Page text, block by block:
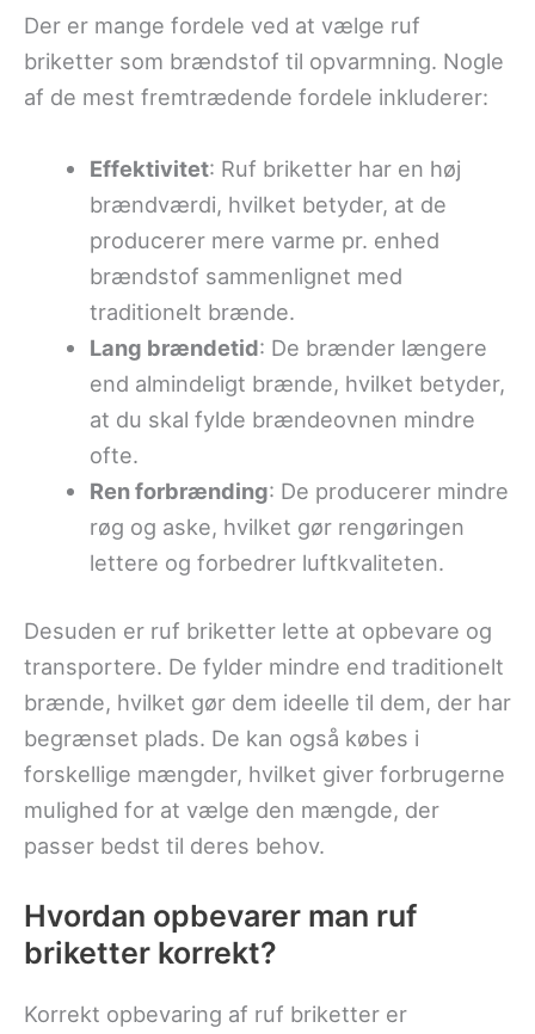
Der er mange fordele ved at vælge ruf
briketter som brændstof til opvarmning. Nogle
af de mest fremtrædende fordele inkluderer:
Effektivitet: Ruf briketter har en høj
brændværdi, hvilket betyder, at de
producerer mere varme pr. enhed
brændstof sammenlignet med
traditionelt brænde.
Lang brændetid: De brænder længere
end almindeligt brænde, hvilket betyder,
at du skal fylde brændeovnen mindre
ofte.
Ren forbrænding: De producerer mindre
røg og aske, hvilket gør rengøringen
lettere og forbedrer luftkvaliteten.
Desuden er ruf briketter lette at opbevare og
transportere. De fylder mindre end traditionelt
brænde, hvilket gør dem ideelle til dem, der har
begrænset plads. De kan også købes i
forskellige mængder, hvilket giver forbrugerne
mulighed for at vælge den mængde, der
passer bedst til deres behov.
Hvordan opbevarer man ruf
briketter korrekt?
Korrekt opbevaring af ruf briketter er